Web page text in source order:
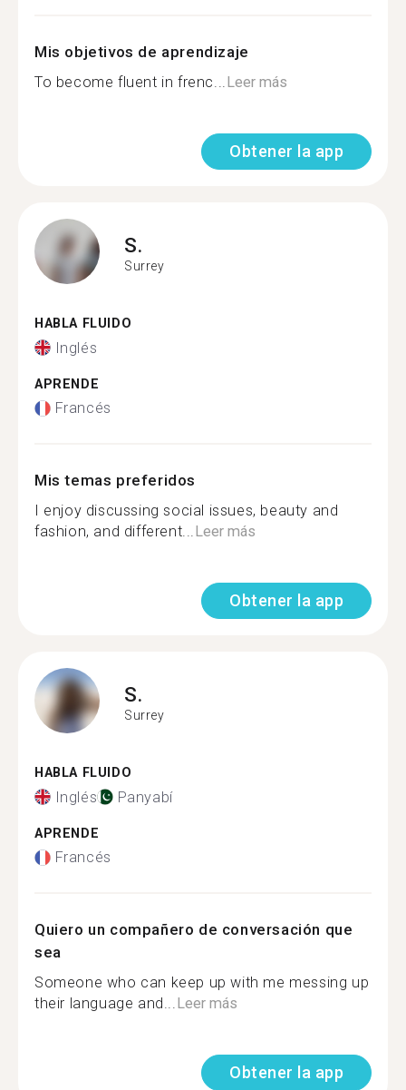
Mis objetivos de aprendizaje
To become fluent in frenc...Leer más
Obtener la app
S.
Surrey
HABLA FLUIDO
Inglés
APRENDE
Francés
Mis temas preferidos
I enjoy discussing social issues, beauty and
fashion, and different...Leer más
Obtener la app
S.
Surrey
HABLA FLUIDO
Inglés Panyabí
APRENDE
Francés
Quiero un compañero de conversación que
sea
Someone who can keep up with me messing up
their language and...Leer más
Obtener la app